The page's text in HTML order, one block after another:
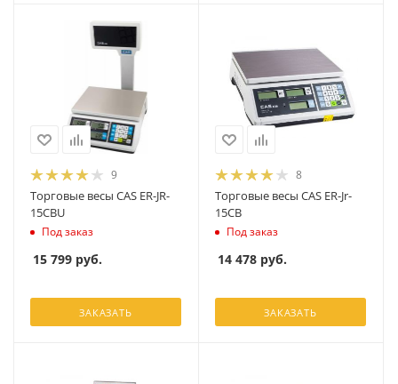
9
Торговые весы CAS ER-JR-
15CBU
Под заказ
15 799 руб.
ЗАКАЗАТЬ
8
Торговые весы CAS ER-Jr-
15CB
Под заказ
14 478 руб.
ЗАКАЗАТЬ